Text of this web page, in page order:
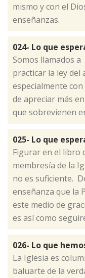
mismo y con el
enseñanzas.
024- Lo que
​Somos llamados a
practicar la ley del
especialmente
de apreciar más
que sobrevienen
025- Lo que
​Figurar en el libro
membresía de la
no es suficiente.
enseñanza que la
este medio de
es así como
026- Lo que
​La Iglesia es
baluarte de la